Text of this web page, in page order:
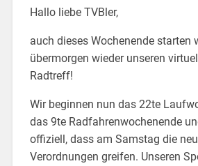
Hallo liebe TVBler,
auch dieses Wochenende starten
übermorgen wieder unseren
Radtreff!
Wir beginnen nun das 22te
das 9te Radfahrenwochenende
offiziell, dass am Samstag die
Verordnungen greifen. Unseren